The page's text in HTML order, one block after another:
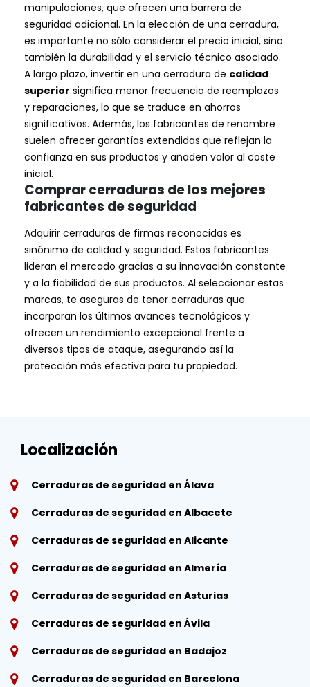
manipulaciones, que ofrecen una barrera de
seguridad adicional. En la elección de una cerradura,
es importante no sólo considerar el precio inicial, sino
también la durabilidad y el servicio técnico asociado.
A largo plazo, invertir en una cerradura de calidad
superior significa menor frecuencia de reemplazos
y reparaciones, lo que se traduce en ahorros
significativos. Además, los fabricantes de renombre
suelen ofrecer garantías extendidas que reflejan la
confianza en sus productos y añaden valor al coste
inicial.
Comprar cerraduras de los mejores
fabricantes de seguridad
Adquirir cerraduras de firmas reconocidas es
sinónimo de calidad y seguridad. Estos fabricantes
lideran el mercado gracias a su innovación constante
y a la fiabilidad de sus productos. Al seleccionar estas
marcas, te aseguras de tener cerraduras que
incorporan los últimos avances tecnológicos y
ofrecen un rendimiento excepcional frente a
diversos tipos de ataque, asegurando así la
protección más efectiva para tu propiedad.
Localización
Cerraduras de seguridad en Álava
Cerraduras de seguridad en Albacete
Cerraduras de seguridad en Alicante
Cerraduras de seguridad en Almería
Cerraduras de seguridad en Asturias
Cerraduras de seguridad en Ávila
Cerraduras de seguridad en Badajoz
Cerraduras de seguridad en Barcelona